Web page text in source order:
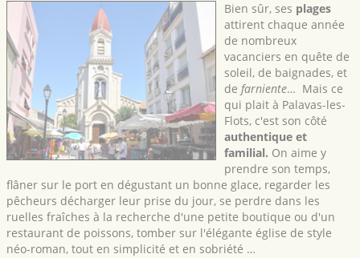
Bien sûr, ses plages
attirent chaque année
de nombreux
vacanciers en quête de
soleil, de baignades, et
defarniente… Mais ce
qui plait à Palavas-les-
Flots, c'est son côté
authentique et
familial. On aime y
prendre son temps,
flâner sur le port en dégustant un bonne glace, regarder les
pêcheurs décharger leur prise du jour, se perdre dans les
ruelles fraîches à la recherche d'une petite boutique ou d'un
restaurant de poissons, tomber sur l'élégante église de style
néo-roman, tout en simplicité et en sobriété …